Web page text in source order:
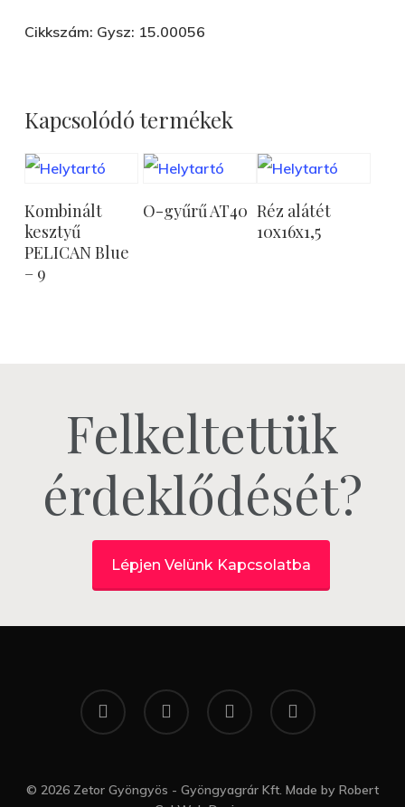
Cikkszám: Gysz: 15.00056
Kapcsolódó termékek
Tovább
Olvasom
Kombinált
kesztyű
PELICAN Blue
– 9
Tovább
Olvasom
O-gyűrű AT40
Tovább
Olvasom
Réz alátét
10x16x1,5
Felkeltettük
érdeklődését?
Lépjen Velünk Kapcsolatba
twitter facebook
google-
plus
yelp
© 2026 Zetor Gyöngyös - Gyöngyagrár Kft. Made by Robert